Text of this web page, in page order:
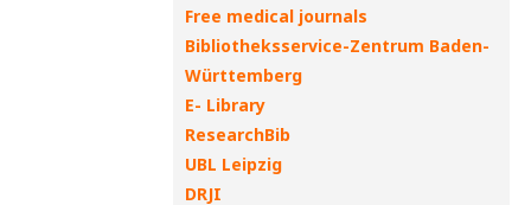
Free medical journals
Bibliotheksservice-Zentrum Baden-
Württemberg
E- Library
ResearchBib
UBL Leipzig
DRJI